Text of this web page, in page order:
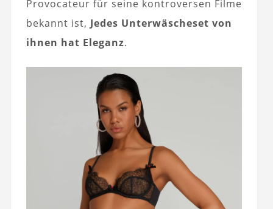
Provocateur für seine kontroversen Filme
bekannt ist, Jedes Unterwäscheset von
ihnen hat Eleganz.